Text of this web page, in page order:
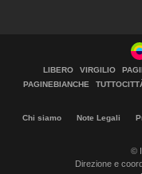
LIBERO VIRGILIO
PAGINEBIANCHE
Chi siamo Note Legali
©
Direzione e